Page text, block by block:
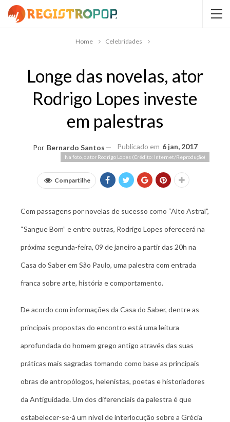
Home Celebridades
Longe das novelas, ator
Rodrigo Lopes investe
em palestras
Por Bernardo Santos Publicado em 6 jan, 2017
Na foto, o ator Rodrigo Lopes (Crédito: Internet/Reprodução)
Compartilhe
Com passagens por novelas de sucesso como “Alto Astral”,
“Sangue Bom” e entre outras, Rodrigo Lopes oferecerá na
próxima segunda-feira, 09 de janeiro a partir das 20h na
Casa do Saber em São Paulo, uma palestra com entrada
franca sobre arte, história e comportamento.
De acordo com informações da Casa do Saber, dentre as
principais propostas do encontro está uma leitura
aprofundada do homem grego antigo através das suas
práticas mais sagradas tomando como base as principais
obras de antropólogos, helenistas, poetas e historiadores
da Antiguidade. Um dos diferenciais da palestra é que
estabelecer-se-á um nível de interlocução sobre a Grécia